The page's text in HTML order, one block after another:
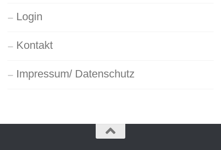
Login
Kontakt
Impressum/ Datenschutz